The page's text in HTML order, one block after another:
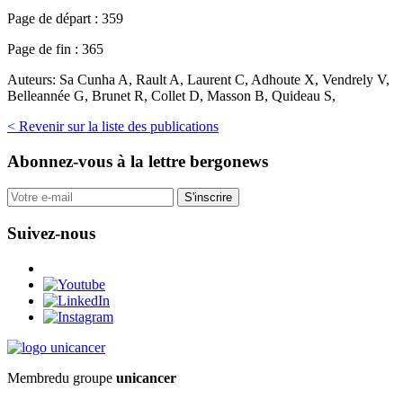
Page de départ : 359
Page de fin : 365
Auteurs: Sa Cunha A, Rault A, Laurent C, Adhoute X, Vendrely V,
Belleannée G, Brunet R, Collet D, Masson B, Quideau S,
< Revenir sur la liste des publications
Abonnez-vous à la lettre bergonews
S'inscrire
Suivez-nous
Membredu groupe unicancer